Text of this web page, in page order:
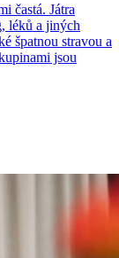
častá. Játra
léků a jiných
špatnou stravou a
jsou